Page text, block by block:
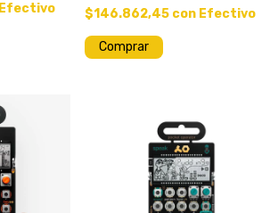
Efectivo $146.862,45 con Efectivo